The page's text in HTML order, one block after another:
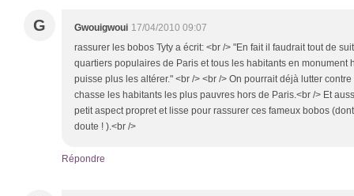
G Gwouigwoui 17/04/2010 09:07
rassurer les bobos Tyty a écrit: <br /> "En fait il faudrait tout de
quartiers populaires de Paris et tous les habitants en monument
puisse plus les altérer." <br /> <br /> On pourrait déjà lutter
chasse les habitants les plus pauvres hors de Paris.<br /> Et
petit aspect propret et lisse pour rassurer ces fameux bobos
doute ! ).<br />
Répondre